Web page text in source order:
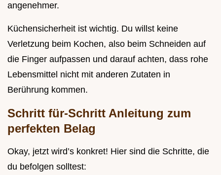
angenehmer.
Küchensicherheit ist wichtig. Du willst keine
Verletzung beim Kochen, also beim Schneiden auf
die Finger aufpassen und darauf achten, dass rohe
Lebensmittel nicht mit anderen Zutaten in
Berührung kommen.
Schritt für-Schritt Anleitung zum
perfekten Belag
Okay, jetzt wird’s konkret! Hier sind die Schritte, die
du befolgen solltest: